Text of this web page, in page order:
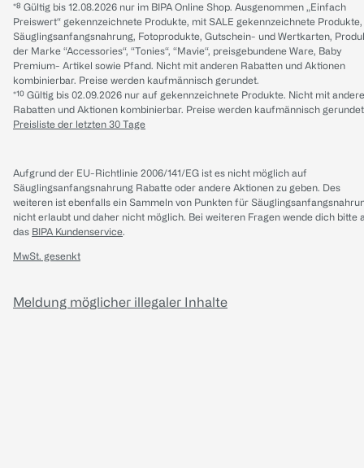
*⁸ Gültig bis 12.08.2026 nur im BIPA Online Shop. Ausgenommen „Einfach
Preiswert“ gekennzeichnete Produkte, mit SALE gekennzeichnete Produkte,
Säuglingsanfangsnahrung, Fotoprodukte, Gutschein- und Wertkarten,
der Marke “Accessories“, “Tonies“, “Mavie“, preisgebundene Ware, Baby
Premium- Artikel sowie Pfand. Nicht mit anderen Rabatten und Aktionen
kombinierbar. Preise werden kaufmännisch gerundet.
*¹⁰ Gültig bis 02.09.2026 nur auf gekennzeichnete Produkte. Nicht mit
Rabatten und Aktionen kombinierbar. Preise werden kaufmännisch
Preisliste der letzten 30 Tage
Aufgrund der EU-Richtlinie 2006/141/EG ist es nicht möglich auf
Säuglingsanfangsnahrung Rabatte oder andere Aktionen zu geben. Des
weiteren ist ebenfalls ein Sammeln von Punkten für
nicht erlaubt und daher nicht möglich. Bei weiteren Fragen wende dich bitte
das BIPA Kundenservice.
MwSt. gesenkt
Meldung möglicher illegaler Inhalte